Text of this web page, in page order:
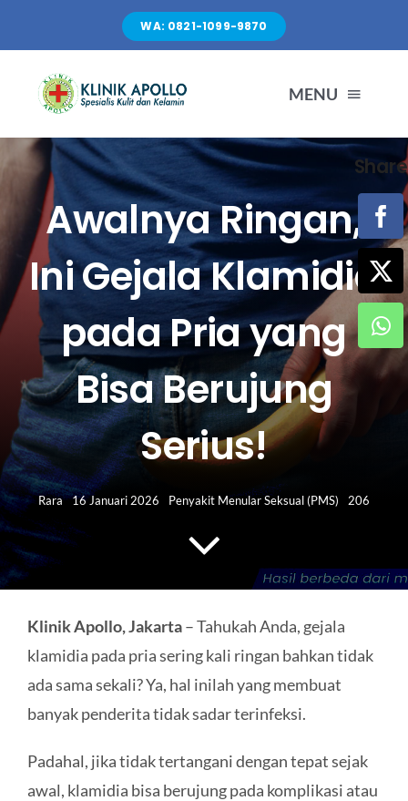
content
WA: 0821-1099-9870
MENU
TENTANG KAMI
LAYANAN
FASILITAS
ARTIKEL
HUBUNGI KAMI
Search
for:
Awalnya Ringan,
Ini Gejala Klamidia
pada Pria yang
Bisa Berujung
Serius!
Rara 16 Januari 2026 Penyakit Menular Seksual (PMS) 206
Klinik Apollo, Jakarta– Tahukah Anda, gejala
klamidia pada pria sering kali ringan bahkan tidak
ada sama sekali? Ya, hal inilah yang membuat
banyak penderita tidak sadar terinfeksi.
Padahal, jika tidak tertangani dengan tepat sejak
awal, klamidia bisa berujung pada komplikasi atau
Share